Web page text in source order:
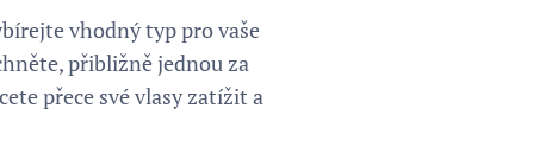
vhodný typ pro vaše
přibližně jednou za
přece své vlasy zatížit a